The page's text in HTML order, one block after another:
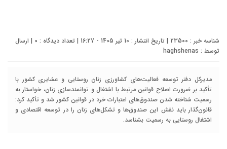
شناسه خبر : 23500 | تاریخ انتشار : 10 تیر 1405 - 16:27 | تعداد دیدگاه : 0 | ارسال
توسط : haghshenas
مدیرکل دفتر توسعه فعالیت‌های کشاورزی زنان روستایی و عشایری کشور با
تأکید بر ضرورت اصلاح قوانین مرتبط با اشتغال و توانمندسازی زنان، خواستار به
رسمیت شناخته شدن صندوق‌های اعتبارات خرد در قوانین کشور شد و تأکید کرد:
قانون‌گذار باید نقش این صندوق‌ها و تشکل‌های زنان را در توسعه اقتصادی و
اشتغال روستایی به رسمیت بشناسد.